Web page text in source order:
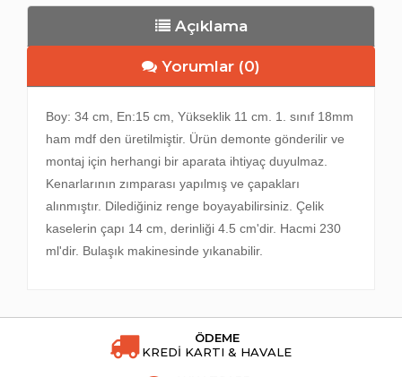
Açıklama
Yorumlar (0)
Boy: 34 cm, En:15 cm, Yükseklik 11 cm. 1. sınıf 18mm
ham mdf den üretilmiştir. Ürün demonte gönderilir ve
montaj için herhangi bir aparata ihtiyaç duyulmaz.
Kenarlarının zımparası yapılmış ve çapakları
alınmıştır. Dilediğiniz renge boyayabilirsiniz. Çelik
kaselerin çapı 14 cm, derinliği 4.5 cm'dir. Hacmi 230
ml'dir. Bulaşık makinesinde yıkanabilir.
ÖDEME
KREDİ KARTI & HAVALE